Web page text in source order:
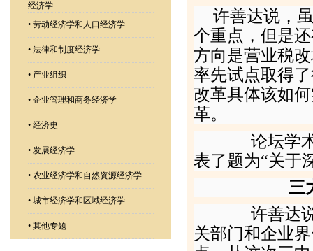
经济学
• 劳动经济学和人口经济学
• 法律和制度经济学
• 产业组织
• 企业管理和商务经济学
• 经济史
• 发展经济学
• 农业经济学和自然资源经济学
• 城市经济学和区域经济学
• 其他专题
许善达说，
个重点，但是
方向是营业税
率先试点取得
改革具体该如
革。
论坛学术
表了题为“关于
三
许善达说
关部门和企业